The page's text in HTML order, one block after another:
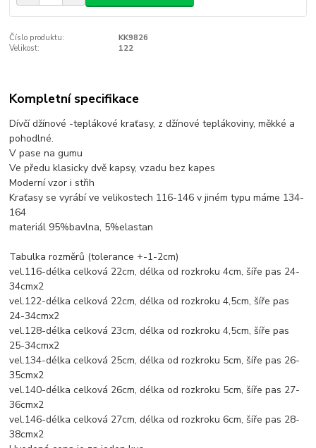
Číslo produktu:
KK9826
Velikost:
122
Kompletní specifikace
Dívčí džínové -teplákové kraťasy, z džínové teplákoviny, měkké a
pohodlné.
V pase na gumu
Ve předu klasicky dvě kapsy, vzadu bez kapes
Moderní vzor i střih
Kraťasy se vyrábí ve velikostech 116-146 v jiném typu máme 134-
164
materiál 95%bavlna, 5%elastan
Tabulka rozměrů (tolerance +-1-2cm)
vel.116-délka celková 22cm, délka od rozkroku 4cm, šíře pas 24-
34cmx2
vel.122-délka celková 22cm, délka od rozkroku 4,5cm, šíře pas
24-34cmx2
vel.128-délka celková 23cm, délka od rozkroku 4,5cm, šíře pas
25-34cmx2
vel.134-délka celková 25cm, délka od rozkroku 5cm, šíře pas 26-
35cmx2
vel.140-délka celková 26cm, délka od rozkroku 5cm, šíře pas 27-
36cmx2
vel.146-délka celková 27cm, délka od rozkroku 6cm, šíře pas 28-
38cmx2